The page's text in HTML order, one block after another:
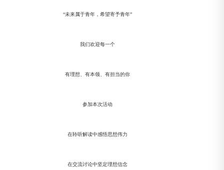
“未来属于青年，希望寄予青年”
我们欢迎每一个
有理想、有本领、有担当的你
参加本次活动
在聆听解读中感悟思想伟力
在交流讨论中坚定理想信念